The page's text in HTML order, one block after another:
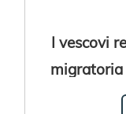
I vescovi
migratoria
Centrale